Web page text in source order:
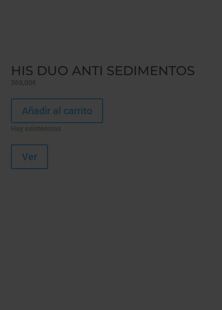
HIS DUO ANTI SEDIMENTOS
369,00€
Añadir al carrito
Hay existencias
Ver